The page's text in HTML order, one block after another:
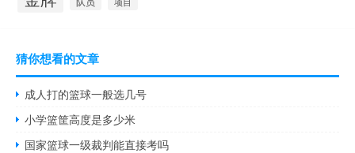
猜你想看的文章
成人打的篮球一般选几号
小学篮筐高度是多少米
国家篮球一级裁判能直接考吗